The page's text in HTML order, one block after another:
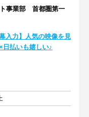
事業部 首都圏第一
入力】人気の映像を見
払いも嬉しい♪